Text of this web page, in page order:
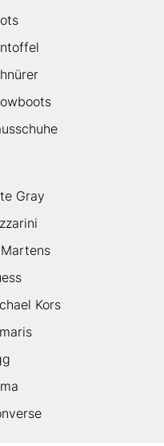
Gray
Kors